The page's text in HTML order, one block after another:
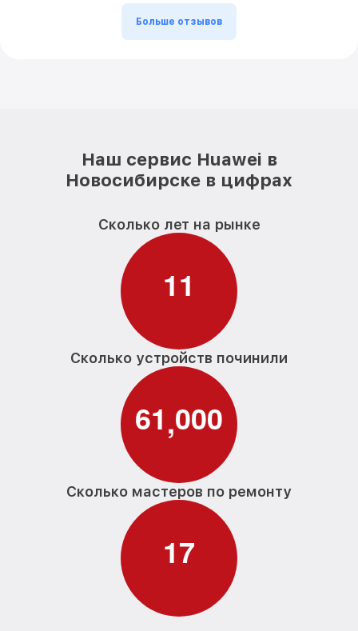
Больше отзывов
Наш сервис Huawei в
Новосибирске в цифрах
Сколько лет на рынке
11
Сколько устройств починили
61,000
Сколько мастеров по ремонту
17